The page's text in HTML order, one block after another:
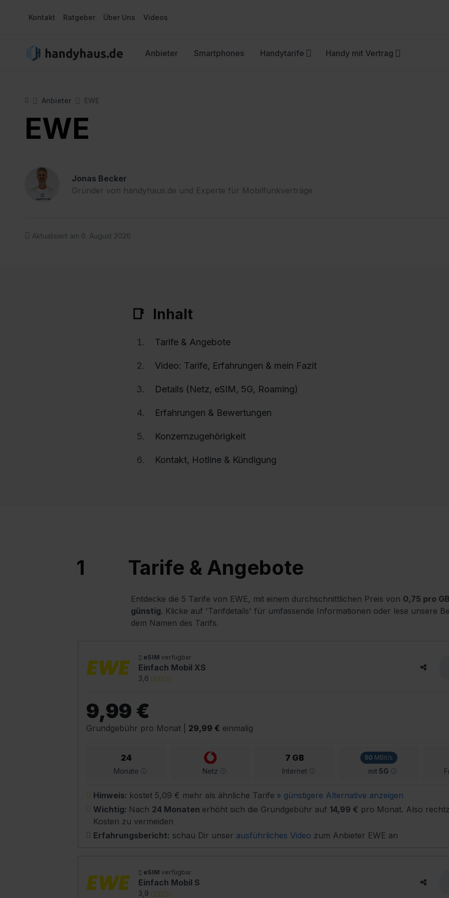
Kontakt Ratgeber Über Uns Videos
Anbieter Smartphones Handytarife Handy mit Vertrag
Anbieter EWE
EWE
Jonas Becker
Gründer von handyhaus.de und Experte für Mobilfunkverträge
Aktualisiert am 6. August 2026
Inhalt
Tarife & Angebote
Video: Tarife, Erfahrungen & mein Fazit
Details (Netz, eSIM, 5G, Roaming)
Erfahrungen & Bewertungen
Konzernzugehörigkeit
Kontakt, Hotline & Kündigung
1 Tarife & Angebote
Entdecke die 5 Tarife von EWE, mit einem durchschnittlichen Preis von 0,75 pro
günstig. Klicke auf 'Tarifdetails' für umfassende Informationen oder lese unsere
dem Namen des Tarifs.
eSIM verfügbar
Einfach Mobil XS
3,6
9,99 €
Grundgebühr pro Monat 29,99 € einmalig
24
Monate Netz
7 GB
Internet
50 MBit/s
mit 5G
Hinweis: kostet 5,09 € mehr als ähnliche Tarife » günstigere Alternative anzeigen
Wichtig: Nach 24 Monaten erhöht sich die Grundgebühr auf 14,99 € pro Monat. Also
Kosten zu vermeiden
Erfahrungsbericht: schau Dir unser ausführliches Video zum Anbieter EWE an
eSIM verfügbar
Einfach Mobil S
3,9